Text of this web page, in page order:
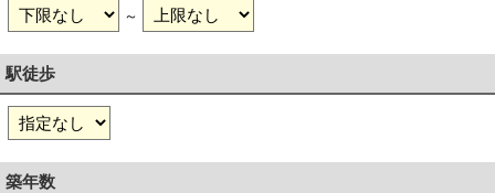
～
駅徒歩
築年数